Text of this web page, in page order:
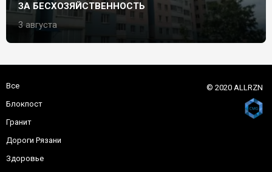
ЗА БЕСХОЗЯЙСТВЕННОСТЬ
3 августа
Все
Блокпост
Гранит
Дороги Рязани
Здоровье
© 2020 ALLRZN